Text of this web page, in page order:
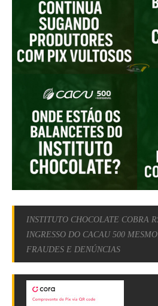
INSTITUTO CHOCOLATE COBRA
INGRESSO DO CACAU 500
FRAUDES E DENÚNCIAS